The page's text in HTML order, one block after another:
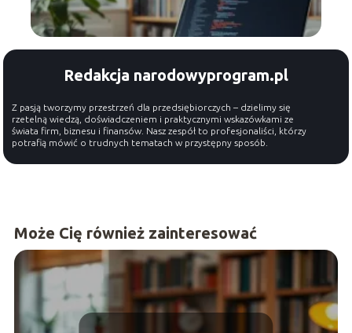
Redakcja narodowyprogram.pl
Z pasją tworzymy przestrzeń dla przedsiębiorczych – dzielimy się
rzetelną wiedzą, doświadczeniem i praktycznymi wskazówkami ze
świata firm, biznesu i finansów. Nasz zespół to profesjonaliści, którzy
potrafią mówić o trudnych tematach w przystępny sposób.
Może Cię również zainteresować